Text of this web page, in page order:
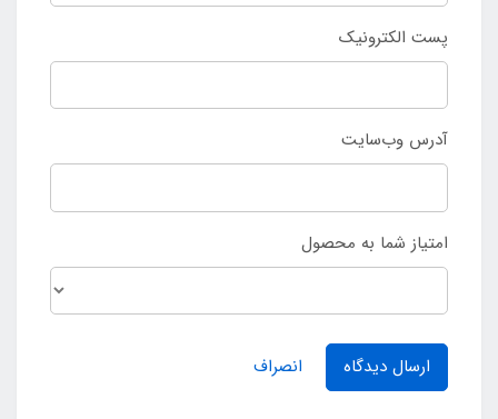
پست الکترونیک
آدرس وب‌سایت
امتیاز شما به محصول
ارسال دیدگاه انصراف